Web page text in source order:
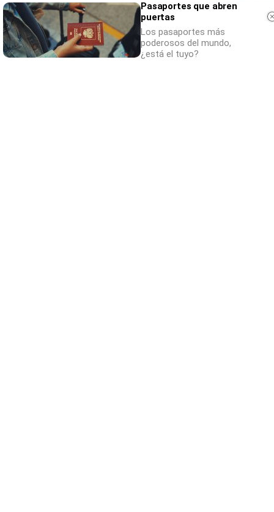
Pasaportes que abren
puertas
Los pasaportes más
poderosos del mundo,
¿está el tuyo?